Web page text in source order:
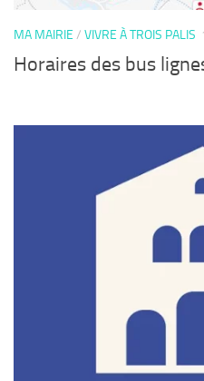
MA MAIRIE / VIVRE À TROIS PALIS
Horaires des bus